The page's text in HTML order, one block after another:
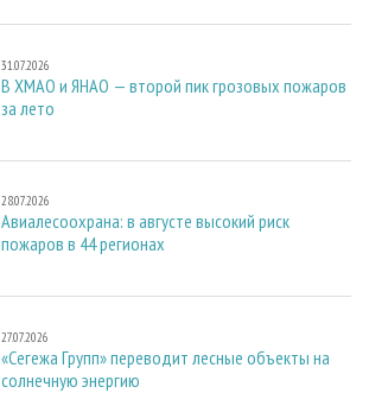
31.07.2026
В ХМАО и ЯНАО — второй пик грозовых пожаров
за лето
28.07.2026
Авиалесоохрана: в августе высокий риск
пожаров в 44 регионах
27.07.2026
«Сегежа Групп» переводит лесные объекты на
солнечную энергию